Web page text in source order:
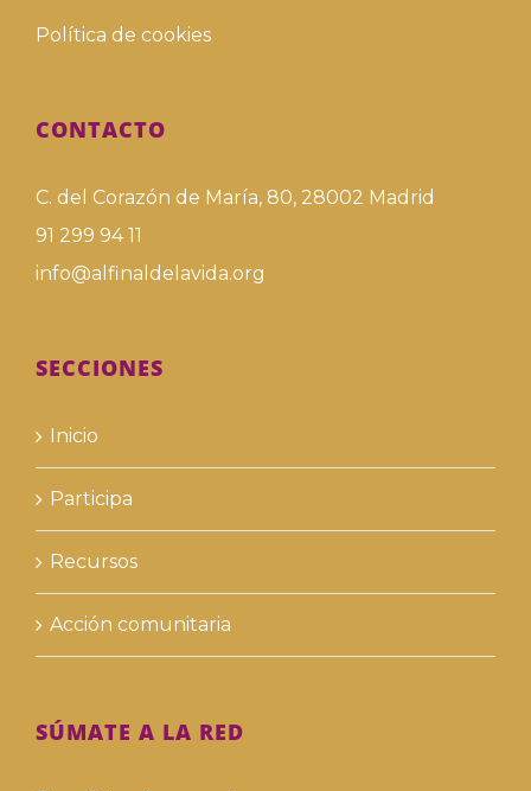
Política de cookies
CONTACTO
C. del Corazón de María, 80, 28002 Madrid
91 299 94 11
info@alfinaldelavida.org
SECCIONES
Inicio
Participa
Recursos
Acción comunitaria
SÚMATE A LA RED